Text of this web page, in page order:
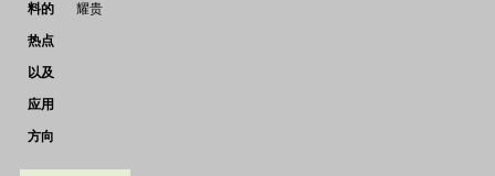
料的
热点
以及
应用
方向
耀贵